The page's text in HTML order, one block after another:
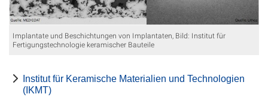
Implantate und Beschichtungen von Implantaten, Bild: Institut für
Fertigungstechnologie keramischer Bauteile
Institut für Keramische Materialien und Technologien
(IKMT)